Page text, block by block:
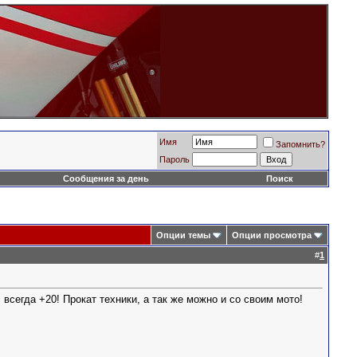
Имя
Запомнить?
Пароль
Сообщения за день
Поиск
Опции темы Опции просмотра
#1
+20! Прокат техники, а так же можно и со своим мото!